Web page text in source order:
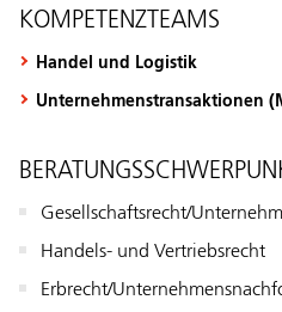
KOMPETENZTEAMS
Handel und Logistik
Unternehmenstransaktionen
Gesellschaftsrecht/
Handels- und Vertriebsrecht
Erbrecht/